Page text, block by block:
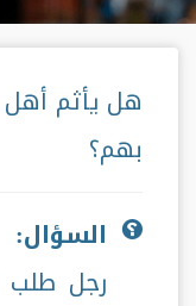
هل يأثم أهل
بهم؟
السؤال:
رجل طلب